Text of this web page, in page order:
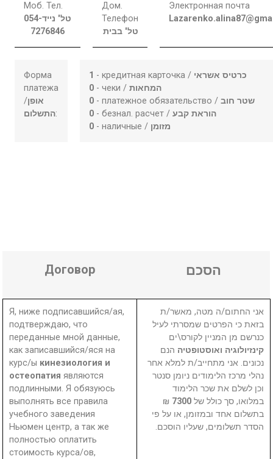
Моб. Тел.
טל' נייד054-
7276846
Дом.
Телефон
טל' בבית
Электронная почта
Форма
платежа
/אופן
התשלום:
1 - кредитная карточка / כרטיס אשראי
0 - чеки /המחאות
0 - платежное обязательство /שטר חוב
0 - безнал. расчет /הוראת קבע
0 - наличные / מזומן
Договор הסכם
Я, ниже подписавшийся/ая,
подтверждаю, что
переданные мной данные,
как записавшийся/яся на
курс/ы кинезиология и
остеопатияявляются
подлинными. Я обязуюсь
выполнять все правила
учебного заведения
Ньюмен центр, а так же
полностью оплатить
стоимость курса/ов,
אני החתום/ה מטה, מאשר/ת
בזאת כי הפרטים שמסרתי לעיל
כנרשם מן המניין לקורס\ים
קינזיולוגיה ואוסטופטיה הנם
נכונים. אני מתחייב/ת למלא אחר
נהלי מרכז הלימודים ניומן סנטר
וכן לשלם את שכר הלימוד
במלואו, סך כולל של 7300
₪
בתשלום אחד ובמזומן, או על פי
הסדר תשלומים, שעליו הוסכם.